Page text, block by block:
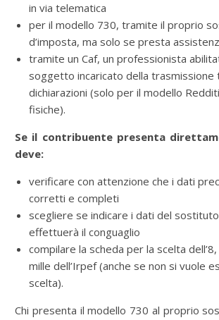
in via telematica
per il modello 730, tramite il proprio
d’imposta, ma solo se presta
tramite un Caf, un professionista
soggetto incaricato della trasmissione
dichiarazioni (solo per il modello
fisiche).
Se il contribuente presenta
deve:
verificare con attenzione che i dati
corretti e completi
scegliere se indicare i dati del
effettuerà il conguaglio
compilare la scheda per la scelta
mille dell’Irpef (anche se non si vuole
scelta).
Chi presenta il modello 730 al proprio